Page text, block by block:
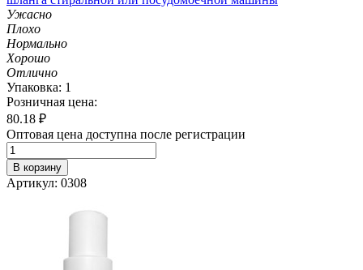
Ужасно
Плохо
Нормально
Хорошо
Отлично
Упаковка: 1
Розничная цена:
80.18 ₽
Оптовая цена доступна после регистрации
В корзину
Артикул: 0308